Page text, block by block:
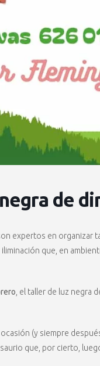
de
expertos en organizar
que, en
, el taller de luz negra
(y siempre
que, por cierto,